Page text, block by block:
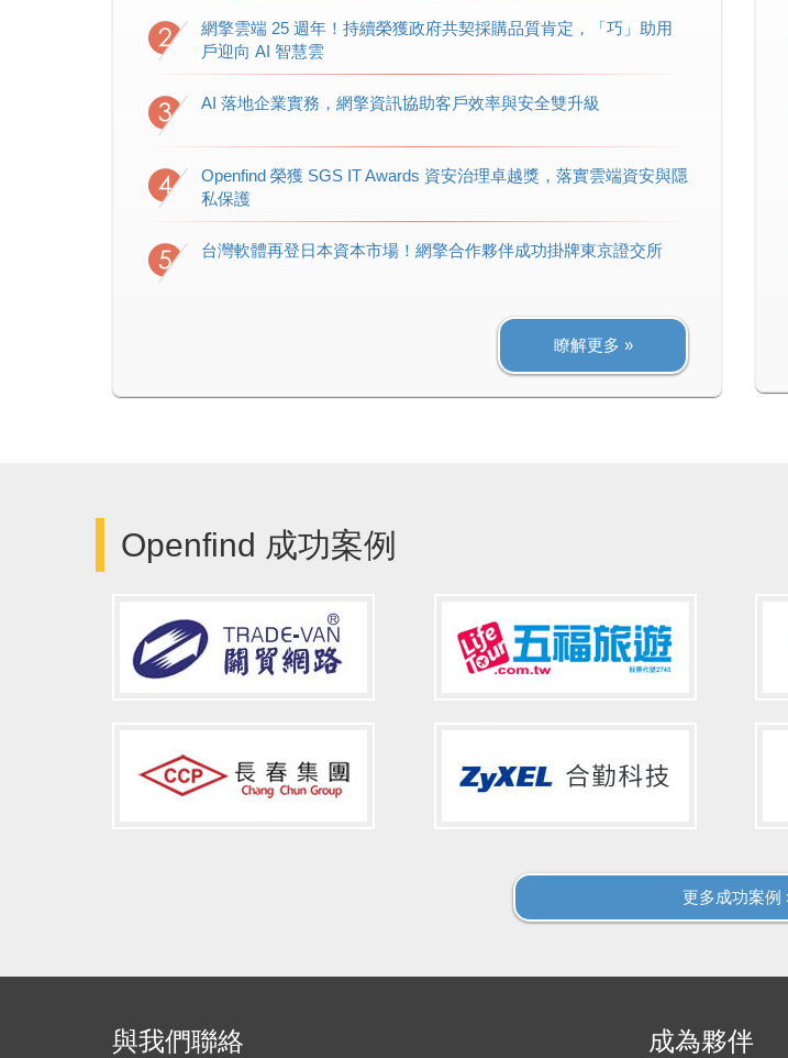
網擎雲端 25 週年！持續榮獲政府共契採購品質肯定，「巧」助用
戶迎向 AI 智慧雲
AI 落地企業實務，網擎資訊協助客戶效率與安全雙升級
Openfind 榮獲 SGS IT Awards 資安治理卓越獎，落實雲端資安與隱
私保護
台灣軟體再登日本資本市場！網擎合作夥伴成功掛牌東京證交所
瞭解更多 »
Openfind 成功案例
更多成功案例
與我們聯絡 成為夥伴